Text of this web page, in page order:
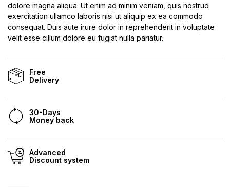
dolore magna aliqua. Ut enim ad minim veniam, quis nostrud
exercitation ullamco laboris nisi ut aliquip ex ea commodo
consequat. Duis aute irure dolor in reprehenderit in voluptate
velit esse cillum dolore eu fugiat nulla pariatur.
Free
Delivery
30-Days
Money back
Advanced
Discount system